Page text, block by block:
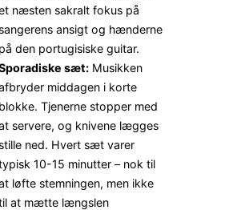
næsten sakralt fokus på
ansigt og hænderne
på den portugisiske guitar.
sæt: Musikken
middagen i korte
blokke. Tjenerne stopper med
servere, og knivene lægges
ned. Hvert sæt varer
10-15 minutter – nok til
løfte stemningen, men ikke
at mætte længslen